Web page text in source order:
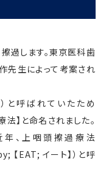
過します。東京医科歯
先生によって考案され
と呼ばれていたため
】と命名されました。
、上咽頭擦過療法
EAT; イート】）と呼